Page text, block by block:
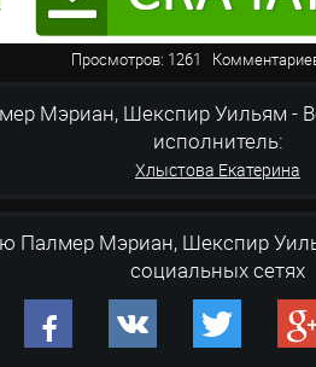
Просмотров: 1261
Шекспир Уильям -
исполнитель:
Хлыстова Екатерина
Палмер Мэриан, Шекспир
социальных сетях